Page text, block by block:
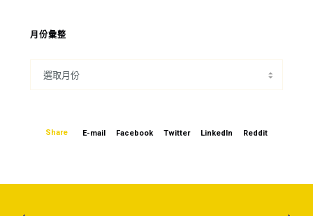
月份彙整
Share E-mail Facebook Twitter LinkedIn Reddit